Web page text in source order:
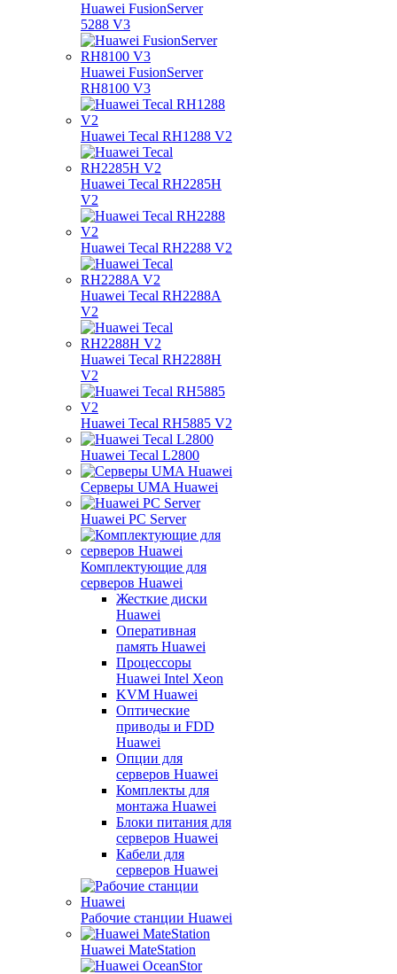
Huawei FusionServer
5288 V3
Huawei FusionServer
RH8100 V3
Huawei Tecal RH1288 V2
Huawei Tecal RH2285H
V2
Huawei Tecal RH2288 V2
Huawei Tecal RH2288A
V2
Huawei Tecal RH2288H
V2
Huawei Tecal RH5885 V2
Huawei Tecal L2800
Серверы UMA Huawei
Huawei PC Server
Комплектующие для
серверов Huawei
Жесткие диски
Huawei
Оперативная
память Huawei
Процессоры
Huawei Intel Xeon
KVM Huawei
Оптические
приводы и FDD
Huawei
Опции для
серверов Huawei
Комплекты для
монтажа Huawei
Блоки питания для
серверов Huawei
Кабели для
серверов Huawei
Рабочие станции Huawei
Huawei MateStation